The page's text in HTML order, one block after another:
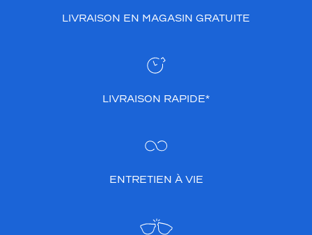
LIVRAISON EN MAGASIN GRATUITE
LIVRAISON RAPIDE*
ENTRETIEN À VIE